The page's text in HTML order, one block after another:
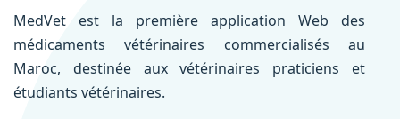
MedVet est la première application Web des
médicaments vétérinaires commercialisés au
Maroc, destinée aux vétérinaires praticiens et
étudiants vétérinaires.